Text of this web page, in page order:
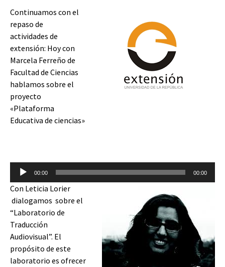
Continuamos con el
repaso de
actividades de
extensión: Hoy con
Marcela Ferreño de
Facultad de Ciencias
hablamos sobre el
proyecto
«Plataforma
Educativa de ciencias»
Reproductor
de
audio
00:00 00:00
Con Leticia Lorier
dialogamos sobre el
“Laboratorio de
Traducción
Audiovisual”. El
propósito de este
laboratorio es ofrecer